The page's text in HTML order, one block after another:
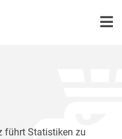
führt Statistiken zu